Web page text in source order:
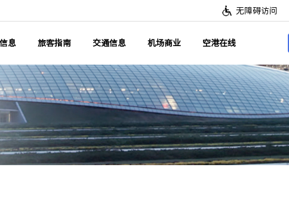
无障碍访问
息 旅客指南 交通信息 机场商业 空港在线